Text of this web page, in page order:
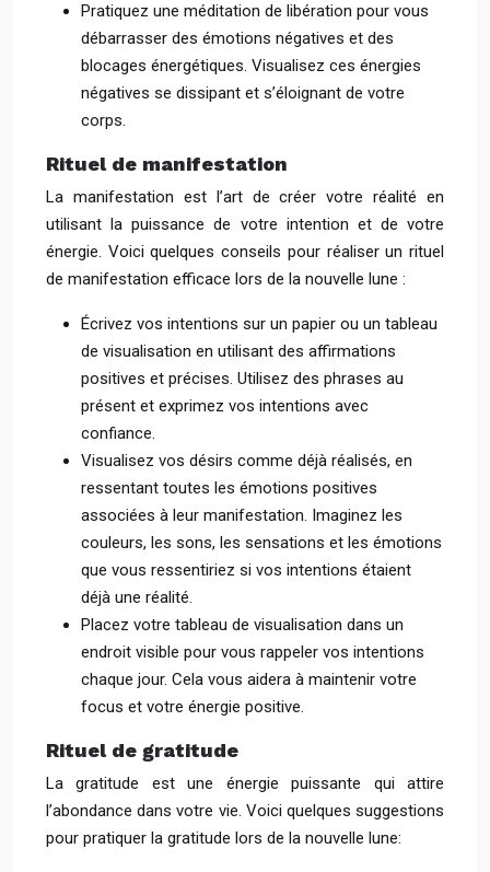
Pratiquez une méditation de libération pour vous
débarrasser des émotions négatives et des
blocages énergétiques. Visualisez ces énergies
négatives se dissipant et s’éloignant de votre
corps.
Rituel de manifestation
La manifestation est l’art de créer votre réalité en
utilisant la puissance de votre intention et de votre
énergie. Voici quelques conseils pour réaliser un rituel
de manifestation efficace lors de la nouvelle lune :
Écrivez vos intentions sur un papier ou un tableau
de visualisation en utilisant des affirmations
positives et précises. Utilisez des phrases au
présent et exprimez vos intentions avec
confiance.
Visualisez vos désirs comme déjà réalisés, en
ressentant toutes les émotions positives
associées à leur manifestation. Imaginez les
couleurs, les sons, les sensations et les émotions
que vous ressentiriez si vos intentions étaient
déjà une réalité.
Placez votre tableau de visualisation dans un
endroit visible pour vous rappeler vos intentions
chaque jour. Cela vous aidera à maintenir votre
focus et votre énergie positive.
Rituel de gratitude
La gratitude est une énergie puissante qui attire
l’abondance dans votre vie. Voici quelques suggestions
pour pratiquer la gratitude lors de la nouvelle lune: